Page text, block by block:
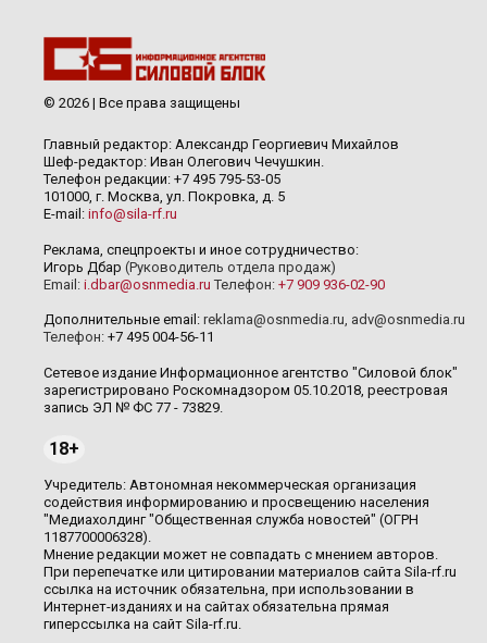
© 2026 | Все права защищены
Главный редактор: Александр Георгиевич Михайлов
Шеф-редактор: Иван Олегович Чечушкин.
Телефон редакции: +7 495 795-53-05
101000, г. Москва, ул. Покровка, д. 5
E-mail: info@sila-rf.ru
Реклама, спецпроекты и иное сотрудничество:
Игорь Дбар (Руководитель отдела продаж)
Email: i.dbar@osnmedia.ru Телефон: +7 909 936-02-90
Дополнительные email: reklama@osnmedia.ru, adv@osnmedia.ru
Телефон: +7 495 004-56-11
Сетевое издание Информационное агентство "Силовой блок"
зарегистрировано Роскомнадзором 05.10.2018, реестровая
запись ЭЛ № ФС 77 - 73829.
18+
Учредитель: Автономная некоммерческая организация
содействия информированию и просвещению населения
"Медиахолдинг "Общественная служба новостей" (ОГРН
1187700006328).
Мнение редакции может не совпадать с мнением авторов.
При перепечатке или цитировании материалов сайта Sila-rf.ru
ссылка на источник обязательна, при использовании в
Интернет-изданиях и на сайтах обязательна прямая
гиперссылка на сайт Sila-rf.ru.